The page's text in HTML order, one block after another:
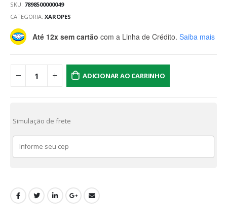
SKU: 7898500000049
CATEGORIA: XAROPES
Até 12x sem cartão com a Linha de Crédito. Saiba mais
ADICIONAR AO CARRINHO
Simulação de frete